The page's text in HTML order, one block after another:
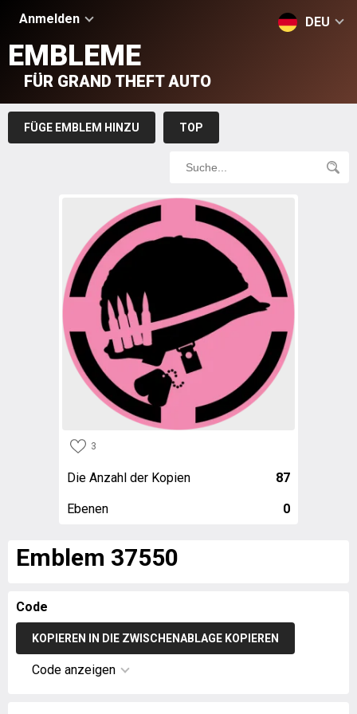
Anmelden DEU
EMBLEME
FÜR GRAND THEFT AUTO
FÜGE EMBLEM HINZU TOP
3
Die Anzahl der Kopien 87
Ebenen 0
Emblem 37550
Code
KOPIEREN IN DIE ZWISCHENABLAGE KOPIEREN
Code anzeigen